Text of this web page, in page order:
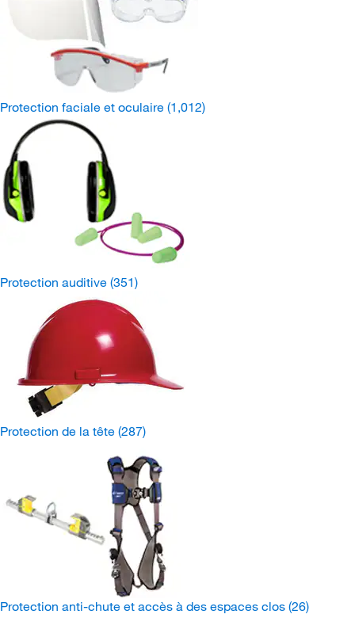
Protection faciale et oculaire (1,012)
Protection auditive (351)
Protection de la tête (287)
Protection anti-chute et accès à des espaces clos (26)